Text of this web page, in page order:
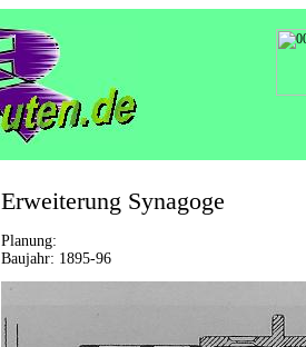
Erweiterung Synagoge
Planung:
Baujahr: 1895-96